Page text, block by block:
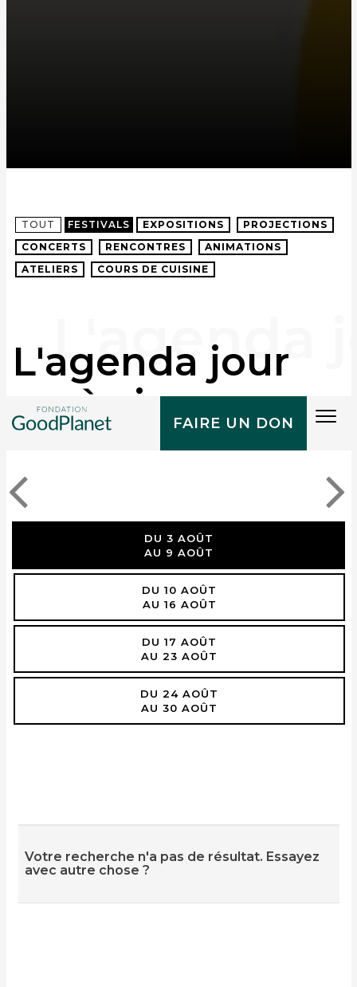
FAIRE UN DON
TOUT FESTIVALS EXPOSITIONS
PROJECTIONS
CONCERTS
RENCONTRES
ANIMATIONS
ATELIERS
COURS DE CUISINE
L'agenda jour
après jour
DU 3 AOÛT
AU 9 AOÛT
DU 10 AOÛT
AU 16 AOÛT
DU 17 AOÛT
AU 23 AOÛT
DU 24 AOÛT
AU 30 AOÛT
Votre recherche n'a pas de résultat. Essayez
avec autre chose ?